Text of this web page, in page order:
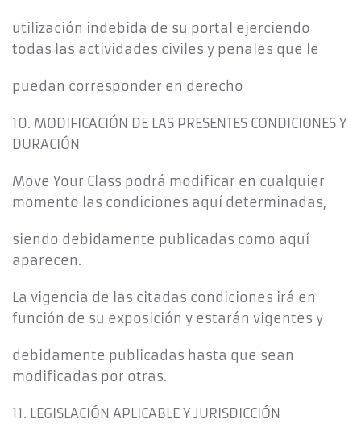
utilización indebida de su portal ejerciendo
todas las actividades civiles y penales que le
puedan corresponder en derecho
10. MODIFICACIÓN DE LAS PRESENTES CONDICIONES Y
DURACIÓN
Move Your Class podrá modificar en cualquier
momento las condiciones aquí determinadas,
siendo debidamente publicadas como aquí
aparecen.
La vigencia de las citadas condiciones irá en
función de su exposición y estarán vigentes y
debidamente publicadas hasta que sean
modificadas por otras.
11. LEGISLACIÓN APLICABLE Y JURISDICCIÓN